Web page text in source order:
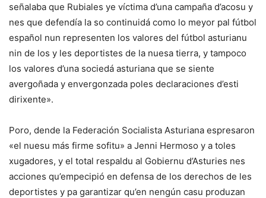
señalaba que Rubiales ye víctima d’una campaña d’acosu y
nes que defendía la so continuidá como lo meyor pal fútbol
español nun representen los valores del fútbol asturianu
nin de los y les deportistes de la nuesa tierra, y tampoco
los valores d’una sociedá asturiana que se siente
avergoñada y envergonzada poles declaraciones d’esti
dirixente».
Poro, dende la Federación Socialista Asturiana espresaron
«el nuesu más firme sofitu» a Jenni Hermoso y a toles
xugadores, y el total respaldu al Gobiernu d’Asturies nes
acciones qu’empecipió en defensa de los derechos de les
deportistes y pa garantizar qu’en nengún casu produzan